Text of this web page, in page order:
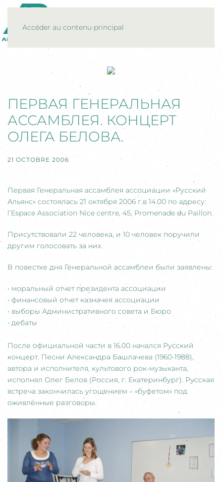
Accéder au contenu principal
ПЕРВАЯ ГЕНЕРАЛЬНАЯ
АССАМБЛЕЯ. КОНЦЕРТ
ОЛЕГА БЕЛОВА.
21 OCTOBRE 2006
Первая Генеральная ассамблея ассоциации «Русский
Альянс» состоялась 21 октября 2006 г.в 14.00 по адресу:
l’Espace Association Nice centre, 45, Promenade du Paillon.
Присутствовали 22 человека, и 10 человек поручили
другим голосовать за них.
В повестке дня Генеральной ассамблеи были заявлены:
• моральный отчет президента ассоциации
• финансовый отчет казначея ассоциации
• выборы Административного совета и Бюро
• дебаты
После официальной части в 16.00 начался Русский
концерт. Песни Александра Башлачева (1960-1988),
автора и исполнителя, культового рок-музыканта,
исполнял Олег Белов (Россия, г. Екатеринбург). Русская
встреча закончилась угощением – «буфетом» под
оживлённые разговоры.